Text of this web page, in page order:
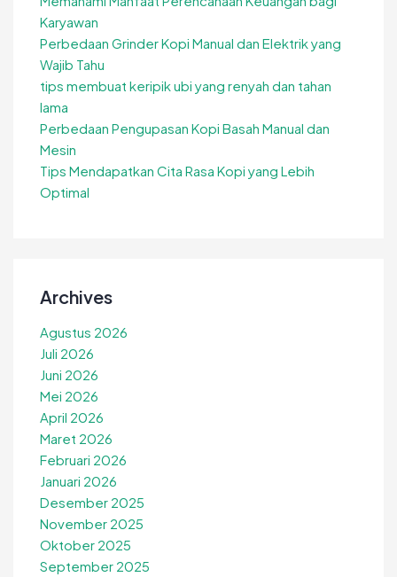
Karyawan
Perbedaan Grinder Kopi Manual dan Elektrik yang
Wajib Tahu
tips membuat keripik ubi yang renyah dan tahan
lama
Perbedaan Pengupasan Kopi Basah Manual dan
Mesin
Tips Mendapatkan Cita Rasa Kopi yang Lebih
Optimal
Archives
Agustus 2026
Juli 2026
Juni 2026
Mei 2026
April 2026
Maret 2026
Februari 2026
Januari 2026
Desember 2025
November 2025
Oktober 2025
September 2025